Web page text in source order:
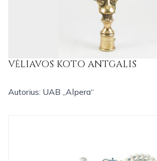
VĖLIAVOS KOTO ANTGALIS
Autorius: UAB „Alpera“